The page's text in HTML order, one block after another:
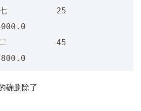
25
45
确删除了